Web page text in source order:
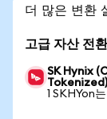
더 많은 변환
고급 자산 전환
SK Hynix
Tokenized)
1 SKHYon